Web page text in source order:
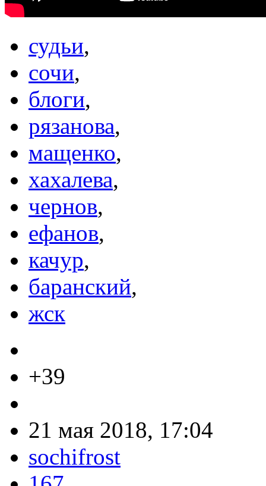
судьи,
сочи,
блоги,
рязанова,
мащенко,
хахалева,
чернов,
ефанов,
качур,
баранский,
жск
+39
21 мая 2018, 17:04
sochifrost